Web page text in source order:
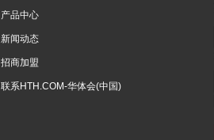
产品中心
新闻动态
招商加盟
联系HTH.COM-华体会(中国)